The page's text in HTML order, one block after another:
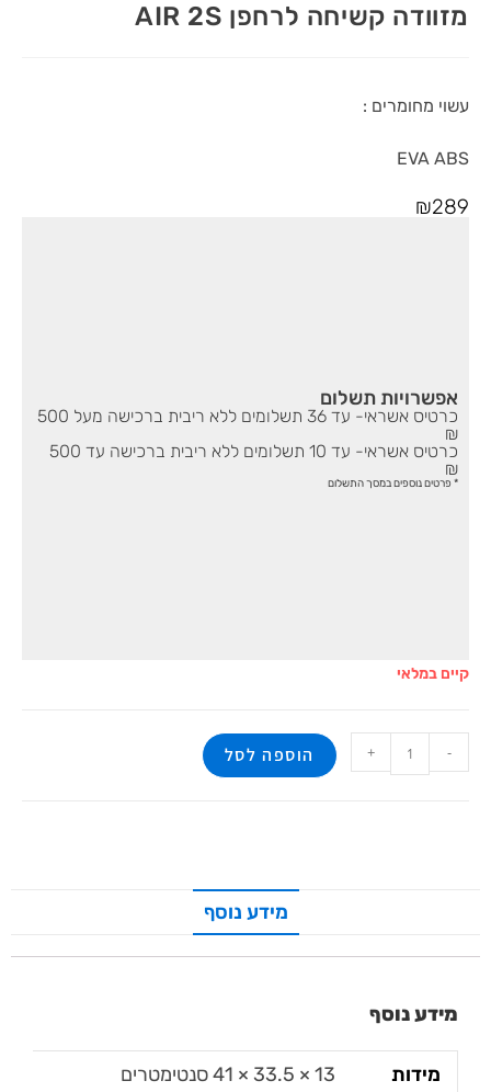
מזוודה קשיחה לרחפן AIR 2S
עשוי מחומרים :
EVA ABS
₪289
אפשרויות תשלום
כרטיס אשראי- עד 36 תשלומים ללא ריבית ברכישה מעל 500
₪
כרטיס אשראי- עד 10 תשלומים ללא ריבית ברכישה עד 500
₪
* פרטים נוספים במסך התשלום
קיים במלאי
-
+ הוספה לסל
מידע נוסף
מידע נוסף
מידות 13 × 33.5 × 41 סנטימטרים